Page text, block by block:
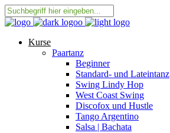
Kurse
Paartanz
Beginner
Standard- und Lateintanz
Swing Lindy Hop
West Coast Swing
Discofox und Hustle
Tango Argentino
Salsa | Bachata